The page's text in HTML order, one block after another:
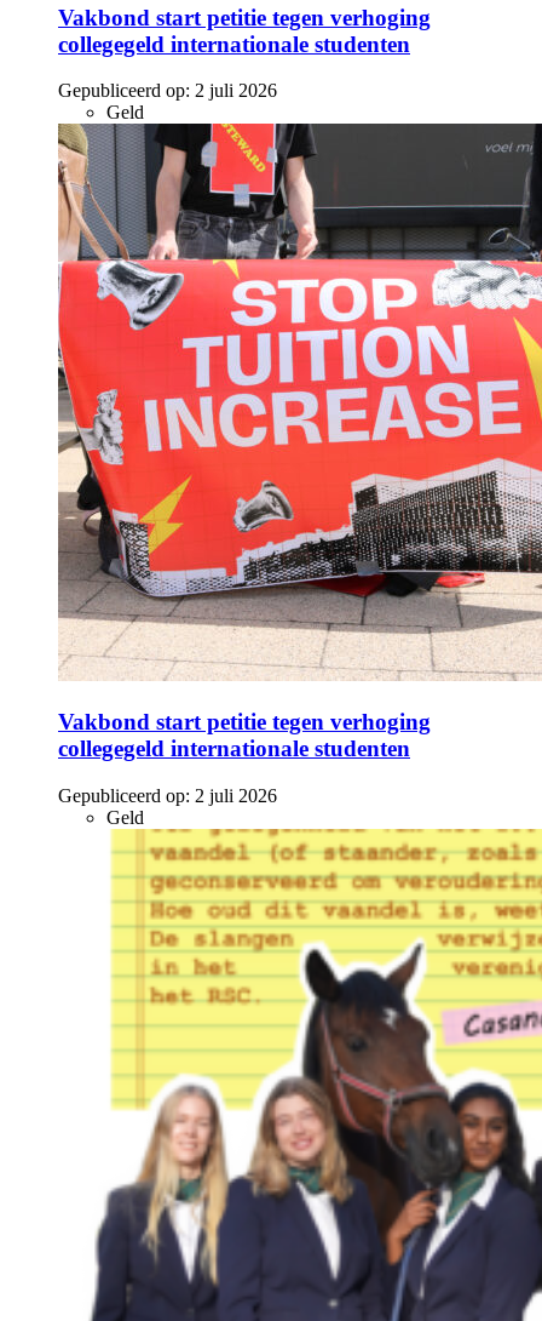
Vakbond start petitie tegen verhoging
collegegeld internationale studenten
Gepubliceerd op: 2 juli 2026
Geld
Vakbond start petitie tegen verhoging
collegegeld internationale studenten
Gepubliceerd op: 2 juli 2026
Geld